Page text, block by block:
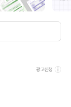
광고신청